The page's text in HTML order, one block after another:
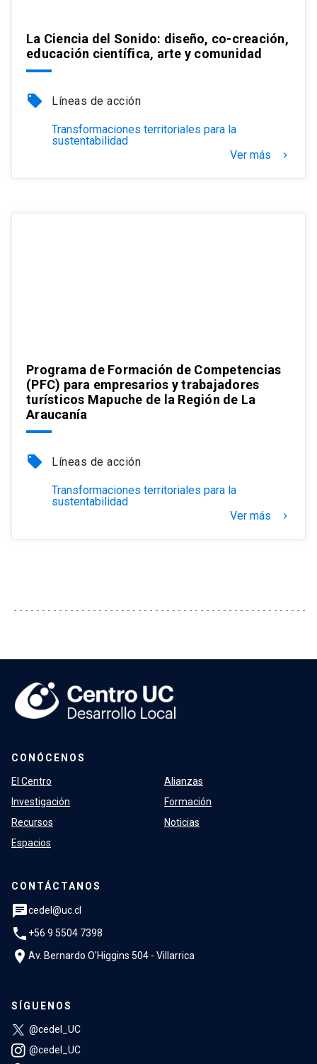
La Ciencia del Sonido: diseño, co-creación,
educación científica, arte y comunidad
local_offer Líneas de acción
Transformaciones territoriales para la
sustentabilidad
Ver más
keyboard_arrow_right
Programa de Formación de Competencias
(PFC) para empresarios y trabajadores
turísticos Mapuche de la Región de La
Araucanía
local_offer Líneas de acción
Transformaciones territoriales para la
sustentabilidad
Ver más
keyboard_arrow_right
CONÓCENOS
El Centro
Investigación
Recursos
Espacios
Alianzas
Formación
Noticias
CONTÁCTANOS
chatcedel@uc.cl
phone +56 9 5504 7398
location_on Av. Bernardo O'Higgins 504 - Villarrica
SÍGUENOS
@cedel_UC
@cedel_UC